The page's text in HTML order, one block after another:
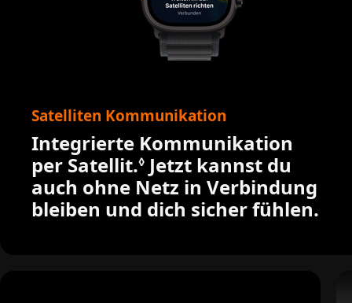
Satelliten Kommunikation
Integrierte Kommuni­kation
per Satellit.◊ Siehe rechtliche
Jetzt kannst du
auch ohne Netz in Verbin­dung
bleiben und dich sicher fühlen.